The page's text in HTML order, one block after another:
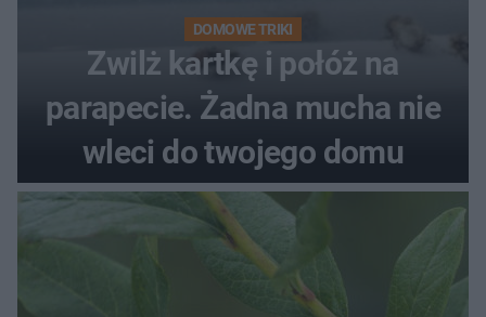
DOMOWE TRIKI
Zwilż kartkę i połóż na
parapecie. Żadna mucha nie
wleci do twojego domu